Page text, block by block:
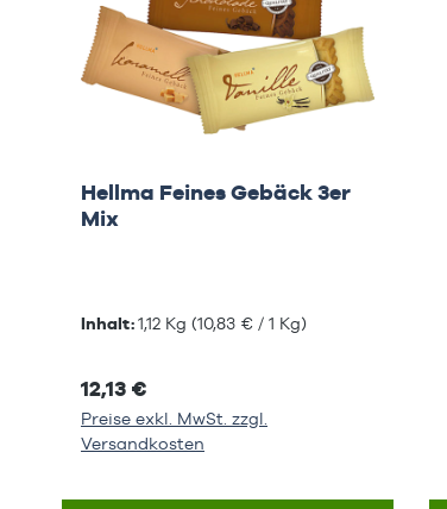
Hellma Feines Gebäck 3er
Mix
Inhalt:1,12 Kg (10,83 € / 1 Kg)
12,13 €
Preise exkl. MwSt. zzgl.
Versandkosten